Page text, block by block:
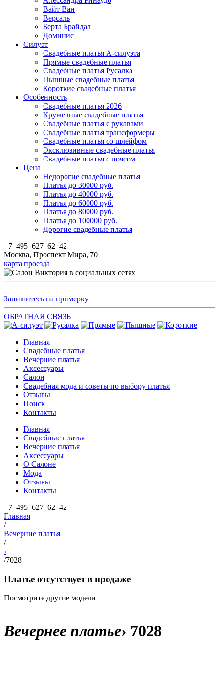
Вайт Ван
Версаль
Берта Брайдал
Доминис
Силуэт
Свадебные платья А-силуэта
Прямые свадебные платья
Свадебные платья Русалка
Пышные свадебные платья
Короткие свадебные платья
Особенность
Свадебные платья 2026
Кружевные свадебные платья
Свадебные платья с рукавами
Свадебные платья трансформеры
Свадебные платья со шлейфом
Эксклюзивные свадебные платья
Свадебные платья с поясом
Цена
Недорогие свадебные платья
Платья до 30000 руб.
Платья до 40000 руб.
Платья до 60000 руб.
Платья до 80000 руб.
Платья до 100000 руб.
Дорогие свадебные платья
+7 495 627 62 42
Москва, Проспект Мира, 70
карта проезда
Запишитесь на примерку
ОБРАТНАЯ СВЯЗЬ
Главная
Свадебные платья
Вечерние платья
Аксессуары
Салон
Свадебная мода и советы по выбору платья
Отзывы
Поиск
Контакты
Главная
Свадебные платья
Вечерние платья
Аксессуары
О Салоне
Мода
Отзывы
Контакты
+7 495 627 62 42
Главная
/
Вечерние платья
/
›
/7028
Платье отсутствует в продаже
Посмотрите другие модели
Вечернее платье› 7028